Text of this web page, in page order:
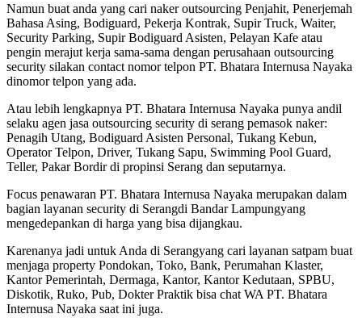
Namun buat anda yang cari naker outsourcing Penjahit, Penerjemah
Bahasa Asing, Bodiguard, Pekerja Kontrak, Supir Truck, Waiter,
Security Parking, Supir Bodiguard Asisten, Pelayan Kafe atau
pengin merajut kerja sama-sama dengan perusahaan outsourcing
security silakan contact nomor telpon PT. Bhatara Internusa Nayaka
dinomor telpon yang ada.
Atau lebih lengkapnya PT. Bhatara Internusa Nayaka punya andil
selaku agen jasa outsourcing security di serang pemasok naker:
Penagih Utang, Bodiguard Asisten Personal, Tukang Kebun,
Operator Telpon, Driver, Tukang Sapu, Swimming Pool Guard,
Teller, Pakar Bordir di propinsi Serang dan seputarnya.
Focus penawaran PT. Bhatara Internusa Nayaka merupakan dalam
bagian layanan security di Serangdi Bandar Lampungyang
mengedepankan di harga yang bisa dijangkau.
Karenanya jadi untuk Anda di Serangyang cari layanan satpam buat
menjaga property Pondokan, Toko, Bank, Perumahan Klaster,
Kantor Pemerintah, Dermaga, Kantor, Kantor Kedutaan, SPBU,
Diskotik, Ruko, Pub, Dokter Praktik bisa chat WA PT. Bhatara
Internusa Nayaka saat ini juga.